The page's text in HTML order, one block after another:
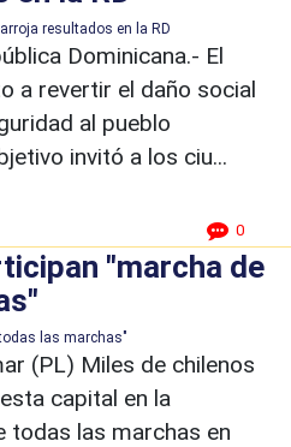
Dominicana.- El
a revertir el daño social
al pueblo
invitó a los ciu...
0
"marcha de
(PL) Miles de chilenos
capital en la
todas las marchas en